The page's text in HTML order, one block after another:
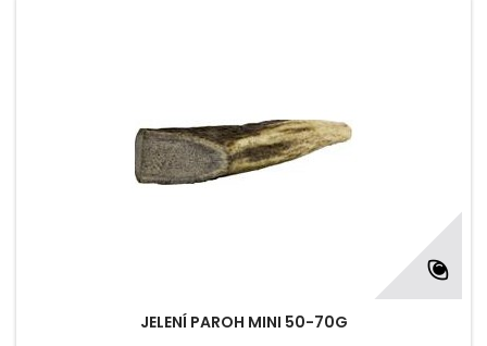
JELENÍ PAROH MINI 50-70G